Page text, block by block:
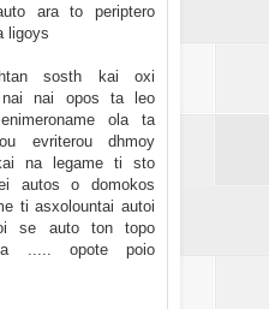
ara to periptero
ligoys
sosth kai oxi
nai nai opos ta leo
ola ta
evriterou dhmoy
na legame ti sto
autos o domokos
ti asxolountai autoi
se auto ton topo
..... opote poio